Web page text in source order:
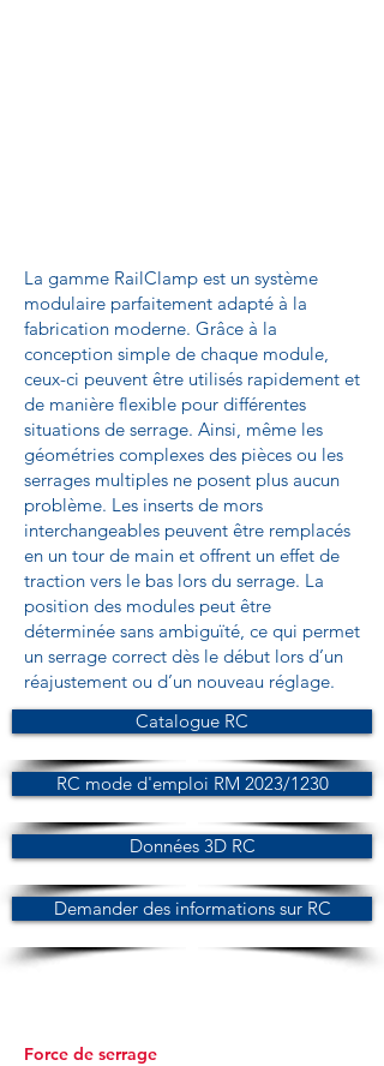
La gamme RailClamp est un système
modulaire parfaitement adapté à la
fabrication moderne. Grâce à la
conception simple de chaque module,
ceux-ci peuvent être utilisés rapidement et
de manière flexible pour différentes
situations de serrage. Ainsi, même les
géométries complexes des pièces ou les
serrages multiples ne posent plus aucun
problème. Les inserts de mors
interchangeables peuvent être remplacés
en un tour de main et offrent un effet de
traction vers le bas lors du serrage. La
position des modules peut être
déterminée sans ambiguïté, ce qui permet
un serrage correct dès le début lors d’un
réajustement ou d’un nouveau réglage.
Catalogue RC
RC mode d'emploi RM 2023/1230
Données 3D RC
Demander des informations sur RC
Force de serrage